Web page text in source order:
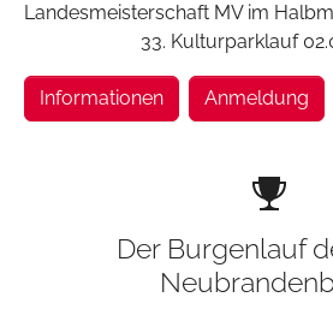
Landesmeisterschaft MV im
33. Kulturparklauf
Informationen Anmeldung
Der Burgenlauf